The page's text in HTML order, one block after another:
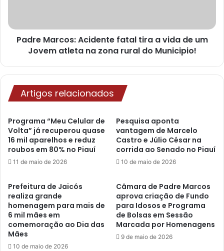
Padre Marcos: Acidente fatal tira a vida de um
Jovem atleta na zona rural do Municipio!
Artigos relacionados
Programa “Meu Celular de
Volta” já recuperou quase
16 mil aparelhos e reduz
roubos em 80% no Piauí
11 de maio de 2026
Pesquisa aponta
vantagem de Marcelo
Castro e Júlio César na
corrida ao Senado no Piauí
10 de maio de 2026
Prefeitura de Jaicós
realiza grande
homenagem para mais de
6 mil mães em
comemoração ao Dia das
Mães
10 de maio de 2026
Câmara de Padre Marcos
aprova criação de Fundo
para Idosos e Programa
de Bolsas em Sessão
Marcada por Homenagens
9 de maio de 2026